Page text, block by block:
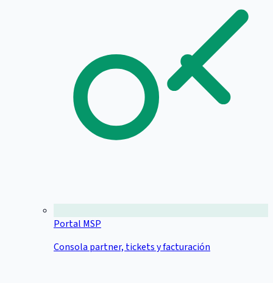
Portal MSP
Consola partner, tickets y facturación